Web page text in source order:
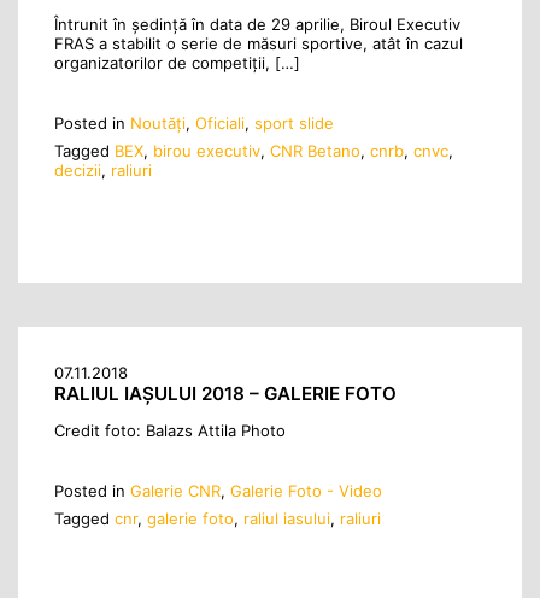
Întrunit în şedinţă în data de 29 aprilie, Biroul Executiv
FRAS a stabilit o serie de măsuri sportive, atât în cazul
organizatorilor de competiții, […]
Posted in Noutăţi, Oficiali, sport slide
Tagged BEX, birou executiv, CNR Betano, cnrb, cnvc,
decizii, raliuri
07.11.2018
RALIUL IAŞULUI 2018 – GALERIE FOTO
Credit foto: Balazs Attila Photo
Posted in Galerie CNR, Galerie Foto - Video
Tagged cnr, galerie foto, raliul iasului, raliuri